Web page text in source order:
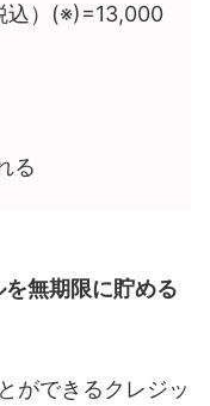
込）(※)=13,000
る
無期限に貯める
ができるクレジッ